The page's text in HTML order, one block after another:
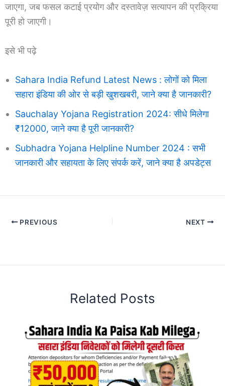
जाएगा, जब फसल कटाई प्रयोग और दस्तावेज़ सत्यापन की प्रक्रिया
पूरी हो जाएगी।
इसे भी पढ़े
Sahara India Refund Latest News : लोगों को मिला
सहारा इंडिया की ओर से बड़ी खुशखबरी, जाने क्या है जानकारी?
Sauchalay Yojana Registration 2024: सीधे मिलेगा
₹12000, जाने क्या है पूरी जानकारी?
Subhadra Yojana Helpline Number 2024 : सभी
जानकारी और सहायता के लिए संपर्क करें, जाने क्या है अपडेट्स
PREVIOUS NEXT
Related Posts